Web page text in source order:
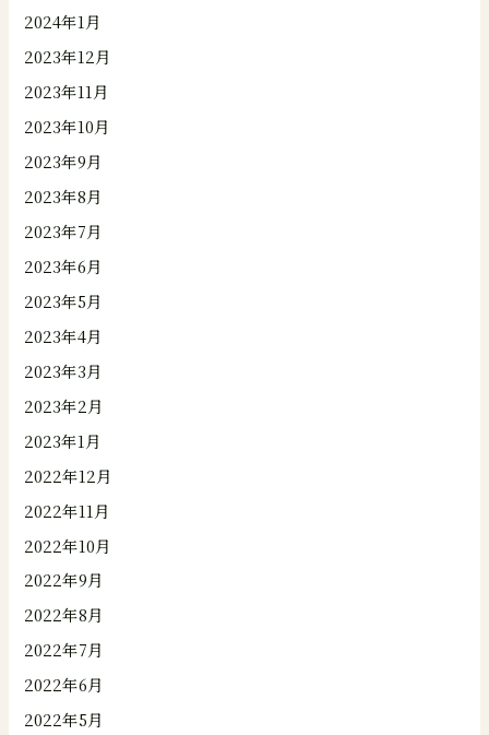
2024年1月
2023年12月
2023年11月
2023年10月
2023年9月
2023年8月
2023年7月
2023年6月
2023年5月
2023年4月
2023年3月
2023年2月
2023年1月
2022年12月
2022年11月
2022年10月
2022年9月
2022年8月
2022年7月
2022年6月
2022年5月